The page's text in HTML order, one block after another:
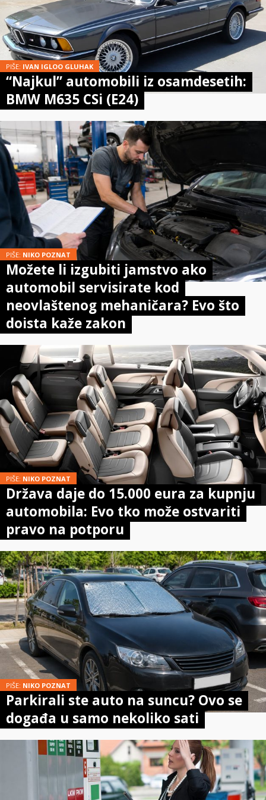
PIŠE: IVAN IGLOO GLUHAK
“Najkul” automobili iz osamdesetih:
BMW M635 CSi (E24)
PIŠE: NIKO POZNAT
Možete li izgubiti jamstvo ako
automobil servisirate kod
neovlaštenog mehaničara? Evo što
doista kaže zakon
PIŠE: NIKO POZNAT
Država daje do 15.000 eura za kupnju
automobila: Evo tko može ostvariti
pravo na potporu
PIŠE: NIKO POZNAT
Parkirali ste auto na suncu? Ovo se
događa u samo nekoliko sati